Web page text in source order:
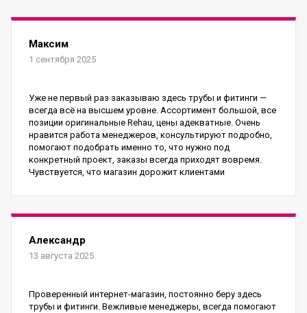
Максим
1 сентября 2025
Уже не первый раз заказываю здесь трубы и фитинги —
всегда всё на высшем уровне. Ассортимент большой, все
позиции оригинальные Rehau, цены адекватные. Очень
нравится работа менеджеров, консультируют подробно,
помогают подобрать именно то, что нужно под
конкретный проект, заказы всегда приходят вовремя.
Чувствуется, что магазин дорожит клиентами
Александр
13 августа 2025
Проверенный интернет-магазин, постоянно беру здесь
трубы и фитинги. Вежливые менеджеры, всегда помогают